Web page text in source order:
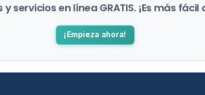
servicios en línea GRATIS. ¡Es más
¡Empieza ahora!